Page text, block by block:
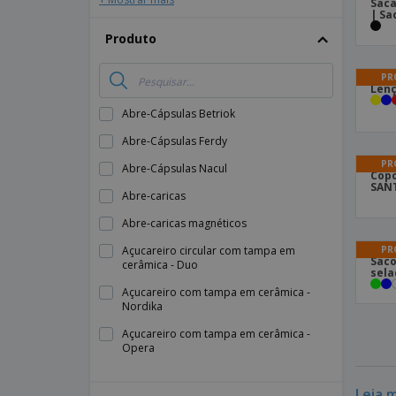
Produto
Abre-Cápsulas Betriok
Abre-Cápsulas Ferdy
Abre-Cápsulas Nacul
Abre-caricas
Abre-caricas magnéticos
Açucareiro circular com tampa em
cerâmica - Duo
Açucareiro com tampa em cerâmica -
Nordika
Açucareiro com tampa em cerâmica -
Opera
|